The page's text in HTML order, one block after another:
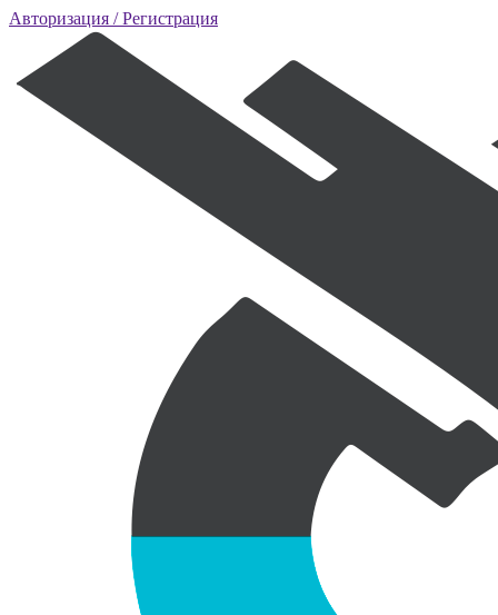
Авторизация / Регистрация